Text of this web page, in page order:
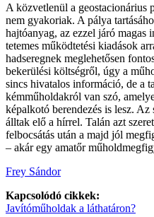
A közvetlenül a geostacionárius
nem gyakoriak. A pálya
hajtóanyag, az ezzel járó magas
tetemes működtetési kiadások
hadseregnek meglehetősen
bekerülési költségről, úgy a
sincs hivatalos információ, de a
kémműholdakról van szó,
képalkotó berendezés is lesz.
álltak elő a hírrel. Talán azt
felbocsátás után a majd jól
– akár egy amatőr
Frey Sándor
Kapcsolódó cikkek:
Javítóműholdak a láthatáron?